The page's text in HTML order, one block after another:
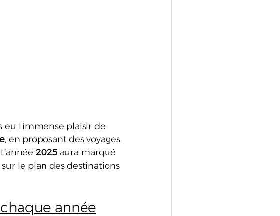
eu l’immense plaisir de
, en proposant des voyages
2025 aura marqué
le plan des destinations
année